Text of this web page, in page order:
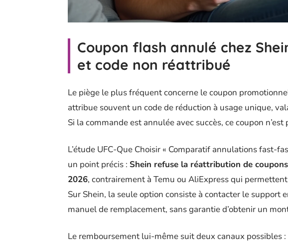
Coupon flash annulé chez
et code non réattribué
Le piège le plus fréquent concerne le coupon
attribue souvent un code de réduction à usage unique,
Si la commande est annulée avec succès, ce coupon n’est
L’étude UFC-Que Choisir « Comparatif annulations fast-
un point précis : Shein refuse la réattribution de
2026, contrairement à Temu ou AliExpress qui
Sur Shein, la seule option consiste à contacter le support
manuel de remplacement, sans garantie d’obtenir un
Le remboursement lui-même suit deux canaux possibles :